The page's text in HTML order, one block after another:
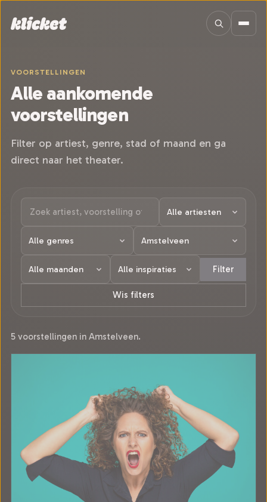
VOORSTELLINGEN
Alle aankomende
voorstellingen
Filter op artiest, genre, stad of maand en ga
direct naar het theater.
Filter
Wis filters
5 voorstellingen in Amstelveen.